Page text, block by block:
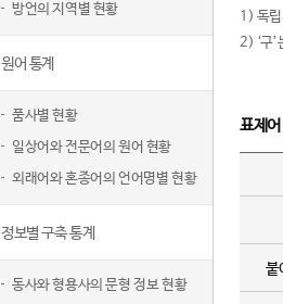
방언의 지역별 현황
원어 통계
품사별 현황
일상어와 전문어의 원어 현황
외래어와 혼종어의 언어명별 현황
정보별 구축 통계
동사와 형용사의 문형 정보 현황
1) 독립
2) ‘구
표제
붙